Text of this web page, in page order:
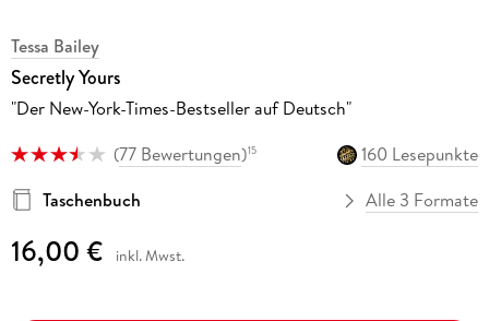
Tessa Bailey
Secretly Yours
"Der New-York-Times-Bestseller auf Deutsch"
(77 Bewertungen)15
160 Lesepunkte
Taschenbuch
Alle 3 Formate
16,00 € inkl. Mwst.